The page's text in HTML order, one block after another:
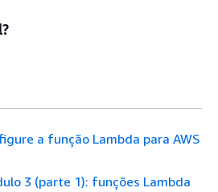
a função Lambda para AWS
3 (parte 1): funções Lambda